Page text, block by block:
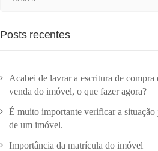
Posts recentes
Acabei de lavrar a escritura de compra
venda do imóvel, o que fazer agora?
É muito importante verificar a situação
de um imóvel.
Importância da matrícula do imóvel